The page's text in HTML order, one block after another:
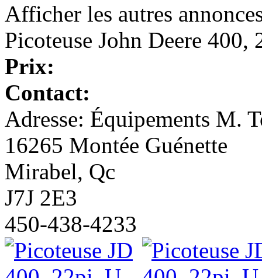
Afficher les autres
Picoteuse John Deere 400,
Prix:
Contact:
Adresse: Équipements M.
16265 Montée Guénette
Mirabel, Qc
J7J 2E3
450-438-4233